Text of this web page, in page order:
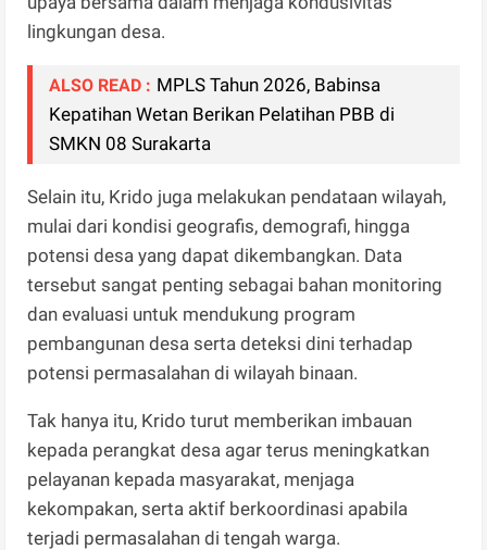
lingkungan desa.
ALSO READ : MPLS Tahun 2026, Babinsa
Kepatihan Wetan Berikan Pelatihan PBB di
SMKN 08 Surakarta
Selain itu, Krido juga melakukan pendataan wilayah,
mulai dari kondisi geografis, demografi, hingga
potensi desa yang dapat dikembangkan. Data
tersebut sangat penting sebagai bahan monitoring
dan evaluasi untuk mendukung program
pembangunan desa serta deteksi dini terhadap
potensi permasalahan di wilayah binaan.
Tak hanya itu, Krido turut memberikan imbauan
kepada perangkat desa agar terus meningkatkan
pelayanan kepada masyarakat, menjaga
kekompakan, serta aktif berkoordinasi apabila
terjadi permasalahan di tengah warga.